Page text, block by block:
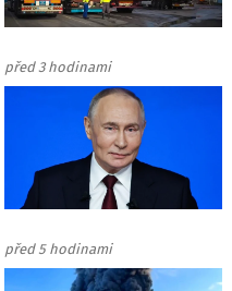
před 3 hodinami
před 5 hodinami